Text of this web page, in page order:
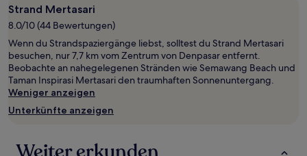
mit
1 Übernachtung
von
2 Erwachsenen
gefunden
wurde.
Preise
und
Verfügbarkeiten
können
ändern.
Strand Mertasari
8.0/10 (44 Bewertungen)
Wenn du Strandspaziergänge liebst, solltest du Strand Mertasari
besuchen, nur 7,7 km vom Zentrum von Denpasar entfernt.
Beobachte an nahegelegenen Stränden wie Semawang Beach und
Taman Inspirasi Mertasari den traumhaften Sonnenuntergang.
Weniger anzeigen
Unterkünfte anzeigen